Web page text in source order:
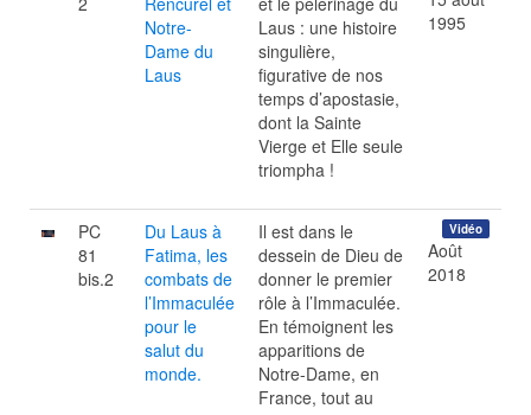
Notre-
Dame du
Laus
Laus : une histoire
singulière,
figurative de nos
temps d’apostasie,
dont la Sainte
Vierge et Elle seule
triompha !
1995
PC
81
bis.2
Du Laus à
Fatima, les
combats de
l’Immaculée
pour le
salut du
monde.
Il est dans le
dessein de Dieu de
donner le premier
rôle à l’Immaculée.
En témoignent les
apparitions de
Notre-Dame, en
France, tout au
Vidéo
Août
2018